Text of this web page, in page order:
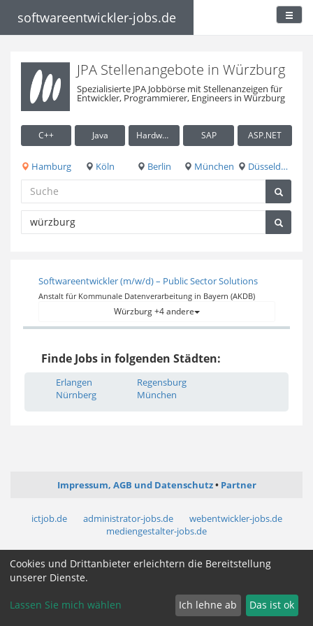
softwareentwickler-jobs.de
JPA Stellenangebote in Würzburg
Spezialisierte JPA Jobbörse mit Stellenanzeigen für
Entwickler, Programmierer, Engineers in Würzburg
C++ Java Hardware / Embedded SAP ASP.NET
Hamburg Köln Berlin München Düsseldorf
Softwareentwickler (m/w/d) – Public Sector Solutions
Anstalt für Kommunale Datenverarbeitung in Bayern (AKDB)
Würzburg +4 andere
Finde Jobs in folgenden Städten:
Erlangen
Nürnberg
Regensburg
München
Impressum, AGB und Datenschutz Partner
ictjob.de administrator-jobs.de
webentwickler-jobs.de
mediengestalter-jobs.de
Cookie Zustimmung ändern
Cookies und Drittanbieter erleichtern die Bereitstellung
unserer Dienste.
Lassen Sie mich wählen Ich lehne ab Das ist ok